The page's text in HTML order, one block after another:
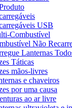
USB
Combustível
Não
Lanternas
Táticas
mãos-livres
e chaveiros
por uma causa
ao ar livre